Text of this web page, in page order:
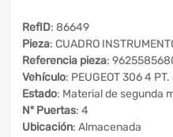
RefID: 86649
Pieza: CUADRO
Referencia pieza:
Vehículo: PEUGEOT 306 4
Estado: Material de segunda
Nº Puertas: 4
Ubicación: Almacenada